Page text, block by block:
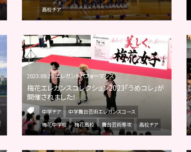
高校チア
2023.09.25 エレガントパフォーマンス
梅花エレガンスコレクション2023「うめコレ」が
開催されました！
中学チア
中学舞台芸術エレガンスコース
梅花中学校
梅花高校 舞台芸術専攻 高校チア